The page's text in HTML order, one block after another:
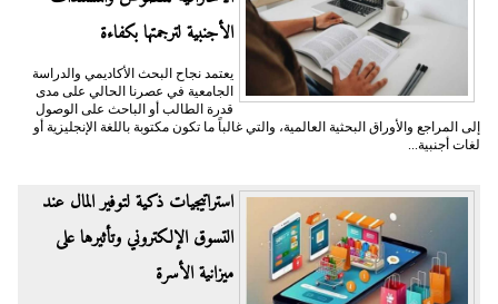
الأجنبية لترجمتها بكفاءة
يعتمد نجاح البحث الأكاديمي والدراسة
الجامعية في عصرنا الحالي على مدى
قدرة الطالب أو الباحث على الوصول
إلى المراجع والأوراق البحثية العالمية، والتي غالباً ما تكون مكتوبة باللغة الإنجليزية أو
لغات أجنبية...
​استراتيجيات ذكية لتوفير المال عند
التسوق الإلكتروني وتأثيرها على
ميزانية الأسرة